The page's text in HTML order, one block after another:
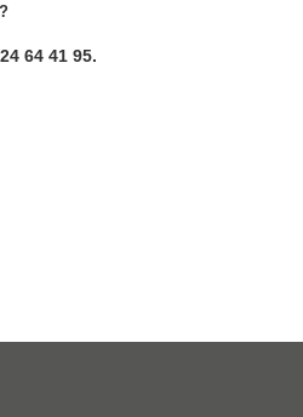
24 64 41 95.